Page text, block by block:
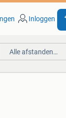
Inloggen
Alle afstanden…